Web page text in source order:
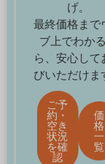
げ。
最終価格まで
ブ上でわか
ら、安心して
びいただけま
ご予
約・
空き
状況
を確
認
価
格
一
覧